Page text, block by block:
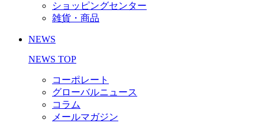
ショッピングセンター
雑貨・商品
NEWS
NEWS TOP
コーポレート
グローバルニュース
コラム
メールマガジン